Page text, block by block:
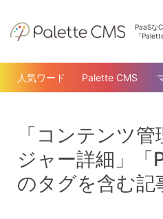
PaaSな
「
人気ワード Palette CMS
「コンテンツ
ジャー詳細」「
のタグを含む記